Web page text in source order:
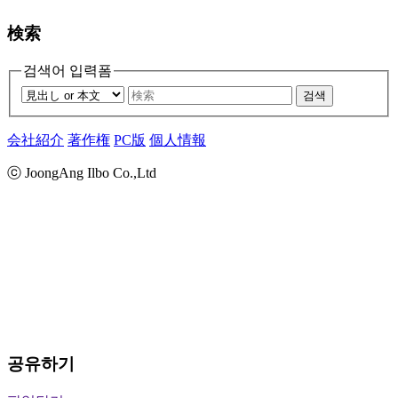
検索
검색어 입력폼
검색
会社紹介 著作権 PC版 個人情報
ⓒ JoongAng Ilbo Co.,Ltd
공유하기